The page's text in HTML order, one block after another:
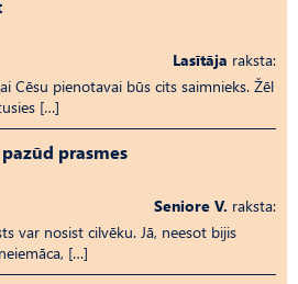
Lasītāja raksta:
Cēsu pienotavai būs cits saimnieks. Žēl
[…]
prasmes
Seniore V. raksta:
var nosist cilvēku. Jā, neesot bijis
[…]